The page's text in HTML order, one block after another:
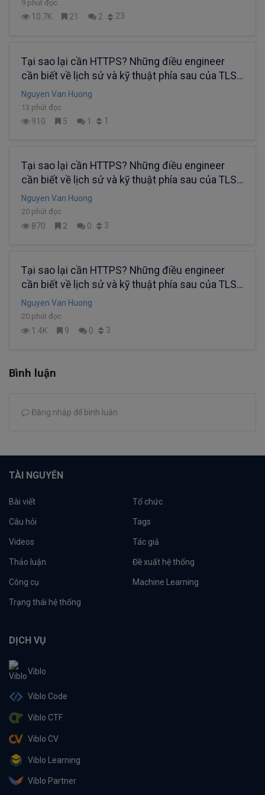
9 phút đọc
10.7K 21 2 23
Tại sao lại cần HTTPS? Những điều engineer
cần biết về lịch sử và kỹ thuật phía sau của TLS.
(phần 3)
Nguyen Van Huong
13 phút đọc
910 5 1 1
Tại sao lại cần HTTPS? Những điều engineer
cần biết về lịch sử và kỹ thuật phía sau của TLS.
(phần 2)
Nguyen Van Huong
20 phút đọc
870 2 0 3
Tại sao lại cần HTTPS? Những điều engineer
cần biết về lịch sử và kỹ thuật phía sau của TLS.
(phần 1)
Nguyen Van Huong
20 phút đọc
1.4K 9 0 3
Bình luận
Đăng nhập để bình luận
TÀI NGUYÊN
Bài viết Tổ chức
Câu hỏi Tags
Videos Tác giả
Thảo luận Đề xuất hệ thống
Công cụ Machine Learning
Trạng thái hệ thống
DỊCH VỤ
Viblo
Viblo Code
Viblo CTF
Viblo CV
Viblo Learning
Viblo Partner